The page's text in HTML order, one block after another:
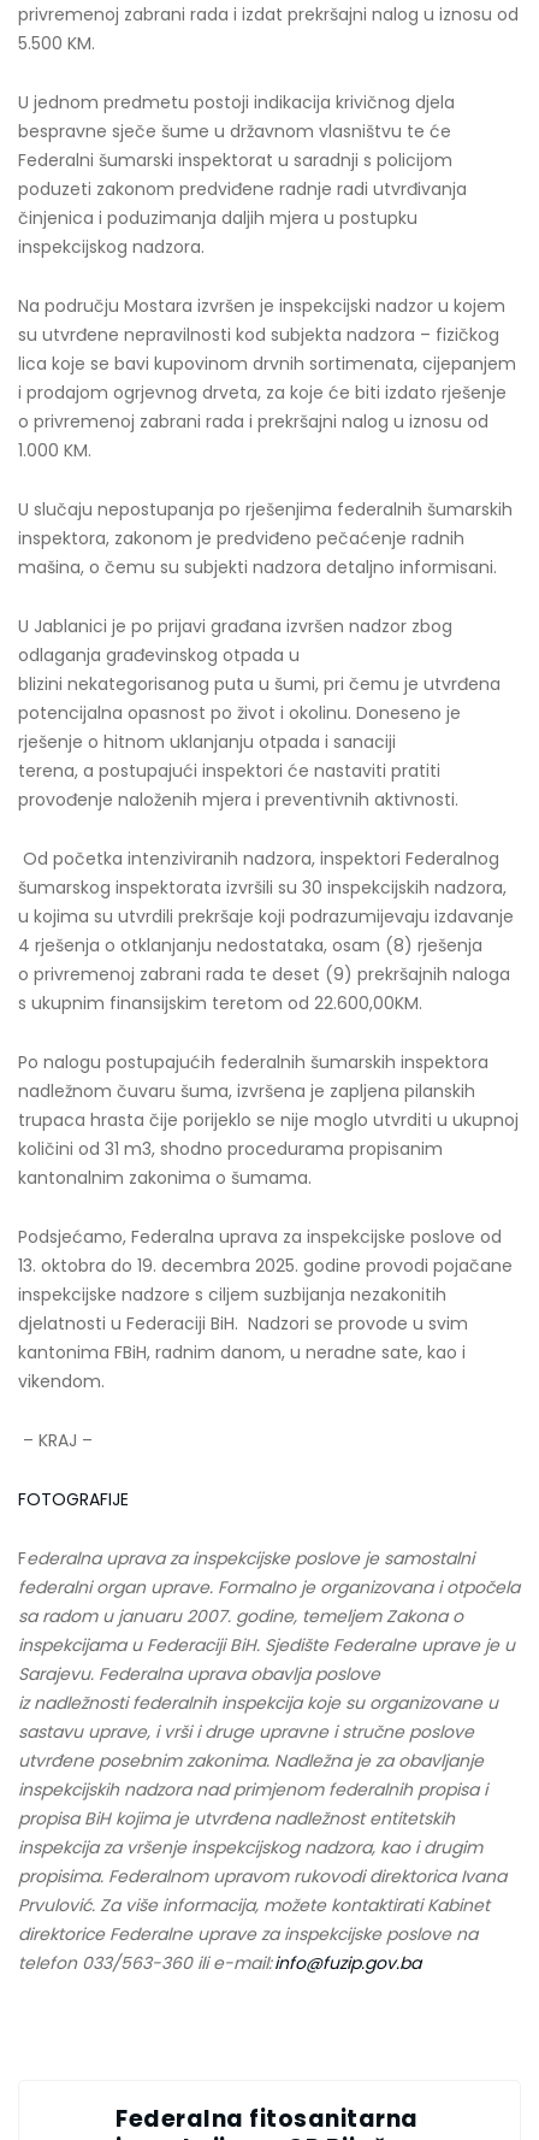
privremenoj zabrani rada i izdat prekršajni nalog u iznosu od
5.500 KM.
U jednom predmetu postoji indikacija krivičnog djela
bespravne sječe šume u državnom vlasništvu te će
Federalni šumarski inspektorat u saradnji s policijom
poduzeti zakonom predviđene radnje radi utvrđivanja
činjenica i poduzimanja daljih mjera u postupku
inspekcijskog nadzora.
Na području Mostara izvršen je inspekcijski nadzor u kojem
su utvrđene nepravilnosti kod subjekta nadzora – fizičkog
lica koje se bavi kupovinom drvnih sortimenata, cijepanjem
i prodajom ogrjevnog drveta, za koje će biti izdato rješenje
o privremenoj zabrani rada i prekršajni nalog u iznosu od
1.000 KM.
U slučaju nepostupanja po rješenjima federalnih šumarskih
inspektora, zakonom je predviđeno pečaćenje radnih
mašina, o čemu su subjekti nadzora detaljno informisani.
U Jablanici je po prijavi građana izvršen nadzor zbog
odlaganja građevinskog otpada u
blizini nekategorisanog puta u šumi, pri čemu je utvrđena
potencijalna opasnost po život i okolinu. Doneseno je
rješenje o hitnom uklanjanju otpada i sanaciji
terena, a postupajući inspektori će nastaviti pratiti
provođenje naloženih mjera i preventivnih aktivnosti.
Od početka intenziviranih nadzora, inspektori Federalnog
šumarskog inspektorata izvršili su 30 inspekcijskih nadzora,
u kojima su utvrdili prekršaje koji podrazumijevaju izdavanje
4 rješenja o otklanjanju nedostataka, osam (8) rješenja
o privremenoj zabrani rada te deset (9) prekršajnih naloga
s ukupnim finansijskim teretom od 22.600,00KM.
Po nalogu postupajućih federalnih šumarskih inspektora
nadležnom čuvaru šuma, izvršena je zapljena pilanskih
trupaca hrasta čije porijeklo se nije moglo utvrditi u ukupnoj
količini od 31 m3, shodno procedurama propisanim
kantonalnim zakonima o šumama.
Podsjećamo, Federalna uprava za inspekcijske poslove od
13. oktobra do 19. decembra 2025. godine provodi pojačane
inspekcijske nadzore s ciljem suzbijanja nezakonitih
djelatnosti u Federaciji BiH. Nadzori se provode u svim
kantonima FBiH, radnim danom, u neradne sate, kao i
vikendom.
– KRAJ –
FOTOGRAFIJE
Federalna uprava za inspekcijske poslove je samostalni
federalni organ uprave. Formalno je organizovana i otpočela
sa radom u januaru 2007. godine, temeljem Zakona o
inspekcijama u Federaciji BiH. Sjedište Federalne uprave je u
Sarajevu. Federalna uprava obavlja poslove
iz nadležnosti federalnih inspekcija koje su organizovane u
sastavu uprave, i vrši i druge upravne i stručne poslove
utvrđene posebnim zakonima. Nadležna je za obavljanje
inspekcijskih nadzora nad primjenom federalnih propisa i
propisa BiH kojima je utvrđena nadležnost entitetskih
inspekcija za vršenje inspekcijskog nadzora, kao i drugim
propisima. Federalnom upravom rukovodi direktorica Ivana
Prvulović. Za više informacija, možete kontaktirati Kabinet
direktorice Federalne uprave za inspekcijske poslove na
telefon 033/563-360 ili e-mail:info@fuzip.gov.ba
Federalna fitosanitarna